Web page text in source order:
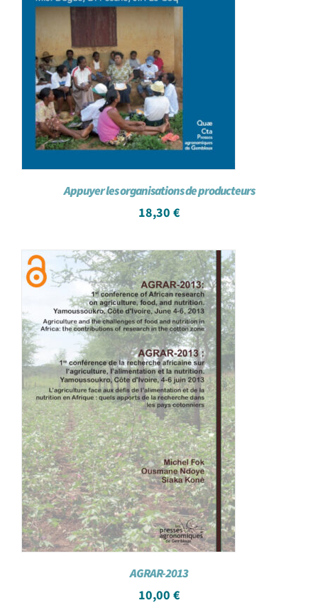
Appuyer les organisations de producteurs
18,30 €
AGRAR-2013
10,00 €